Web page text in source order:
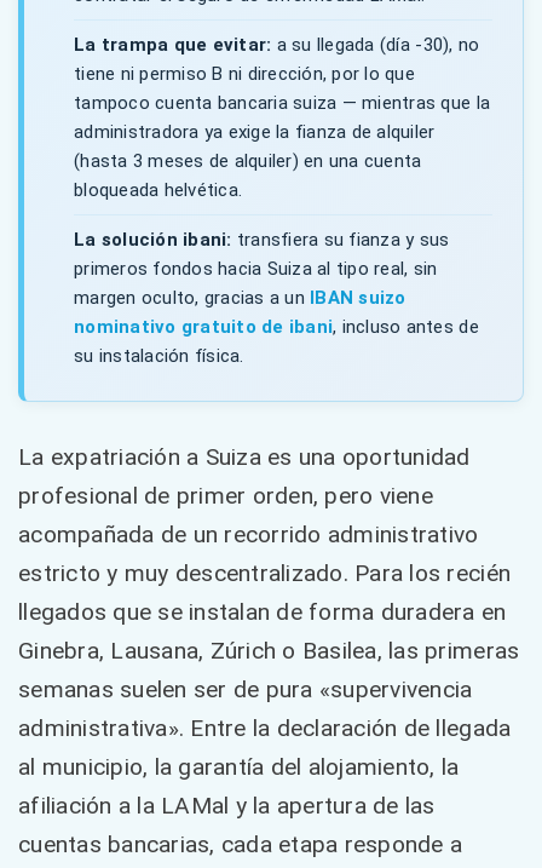
La trampa que evitar: a su llegada (día -30), no
tiene ni permiso B ni dirección, por lo que
tampoco cuenta bancaria suiza — mientras que la
administradora ya exige la fianza de alquiler
(hasta 3 meses de alquiler) en una cuenta
bloqueada helvética.
La solución ibani: transfiera su fianza y sus
primeros fondos hacia Suiza al tipo real, sin
margen oculto, gracias a un IBAN suizo
nominativo gratuito de ibani, incluso antes de
su instalación física.
La expatriación a Suiza es una oportunidad
profesional de primer orden, pero viene
acompañada de un recorrido administrativo
estricto y muy descentralizado. Para los recién
llegados que se instalan de forma duradera en
Ginebra, Lausana, Zúrich o Basilea, las primeras
semanas suelen ser de pura «supervivencia
administrativa». Entre la declaración de llegada
al municipio, la garantía del alojamiento, la
afiliación a la LAMal y la apertura de las
cuentas bancarias, cada etapa responde a